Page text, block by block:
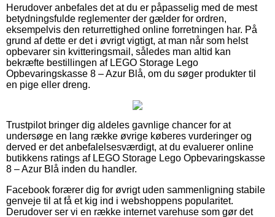
Herudover anbefales det at du er påpasselig med de mest
betydningsfulde reglementer der gælder for ordren,
eksempelvis den returrettighed online forretningen har. På
grund af dette er det i øvrigt vigtigt, at man når som helst
opbevarer sin kvitteringsmail, således man altid kan
bekræfte bestillingen af LEGO Storage Lego
Opbevaringskasse 8 – Azur Blå, om du søger produkter til
en pige eller dreng.
Trustpilot bringer dig aldeles gavnlige chancer for at
undersøge en lang række øvrige køberes vurderinger og
derved er det anbefalelsesværdigt, at du evaluerer online
butikkens ratings af LEGO Storage Lego Opbevaringskasse
8 – Azur Blå inden du handler.
Facebook forærer dig for øvrigt uden sammenligning stabile
genveje til at få et kig ind i webshoppens popularitet.
Derudover ser vi en række internet varehuse som gør det